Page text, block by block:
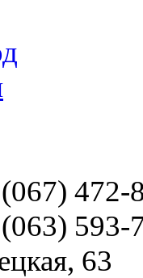
(067) 472-
(063) 593-
63